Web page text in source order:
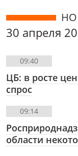
30 апреля
09:40
ЦБ: в росте
спрос
09:14
области